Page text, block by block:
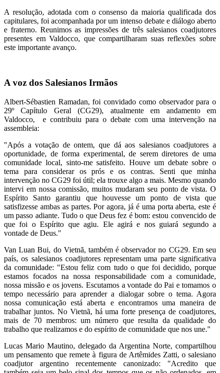
A resolução, adotada com o consenso da maioria qualificada dos
capitulares, foi acompanhada por um intenso debate e diálogo aberto
e fraterno. Reunimos as impressões de três salesianos coadjutores
presentes em Valdocco, que compartilharam suas reflexões sobre
este importante avanço.
A voz dos Salesianos Irmãos
Albert-Sébastien Ramadan, foi convidado como observador para o
29º Capítulo Geral (CG29), atualmente em andamento em
Valdocco, e contribuiu para o debate com uma intervenção na
assembleia:
"Após a votação de ontem, que dá aos salesianos coadjutores a
oportunidade, de forma experimental, de serem diretores de uma
comunidade local, sinto-me satisfeito. Houve um debate sobre o
tema para considerar os prós e os contras. Senti que minha
intervenção no CG29 foi útil; ela trouxe algo a mais. Mesmo quando
intervi em nossa comissão, muitos mudaram seu ponto de vista. O
Espírito Santo garantiu que houvesse um ponto de vista que
satisfizesse ambas as partes. Por agora, já é uma porta aberta, este é
um passo adiante. Tudo o que Deus fez é bom: estou convencido de
que foi o Espírito que agiu. Ele agirá e nos guiará segundo a
vontade de Deus."
Van Luan Bui, do Vietnã, também é observador no CG29. Em seu
país, os salesianos coadjutores representam uma parte significativa
da comunidade: "Estou feliz com tudo o que foi decidido, porque
estamos focados na nossa responsabilidade com a comunidade,
nossa missão e os jovens. Escutamos a vontade do Pai e tomamos o
tempo necessário para aprender a dialogar sobre o tema. Agora
nossa comunicação está aberta e encontramos uma maneira de
trabalhar juntos. No Vietnã, há uma forte presença de coadjutores,
mais de 70 membros: um número que resulta da qualidade do
trabalho que realizamos e do espírito de comunidade que nos une."
Lucas Mario Mautino, delegado da Argentina Norte, compartilhou
um pensamento que remete à figura de Artêmides Zatti, o salesiano
coadjutor argentino recentemente canonizado: "Acredito que